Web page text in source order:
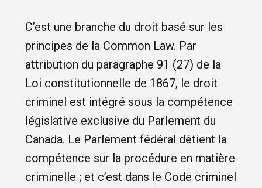
C’est une branche du droit basé sur les
principes de la Common Law. Par
attribution du paragraphe 91 (27) de la
Loi constitutionnelle de 1867, le droit
criminel est intégré sous la compétence
législative exclusive du Parlement du
Canada. Le Parlement fédéral détient la
compétence sur la procédure en matière
criminelle ; et c’est dans le Code criminel